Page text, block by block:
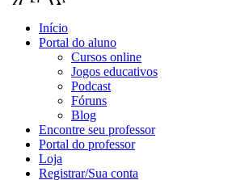
Início
Portal do aluno
Cursos online
Jogos educativos
Podcast
Fóruns
Blog
Encontre seu professor
Portal do professor
Loja
Registrar/Sua conta